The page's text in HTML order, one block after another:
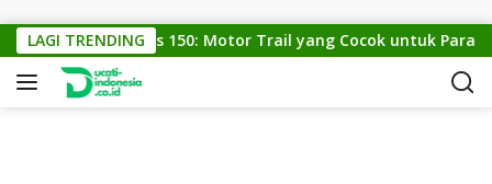
LAGI TRENDING
KTM Cross 150: Motor Trail yang Cocok untuk Para